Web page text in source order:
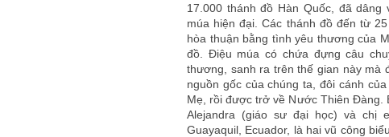
17.000 thánh đồ Hàn Quốc, đã
múa hiện đại. Các thánh đồ đến từ
hòa thuận bằng tình yêu thương của
đồ. Điệu múa có chứa đựng câu
thương, sanh ra trên thế gian này mà
nguồn gốc của chúng ta, đôi cánh
Mẹ, rồi được trở về Nước Thiên Đàng.
Alejandra (giáo sư đại học) và chị
Guayaquil, Ecuador, là hai vũ công